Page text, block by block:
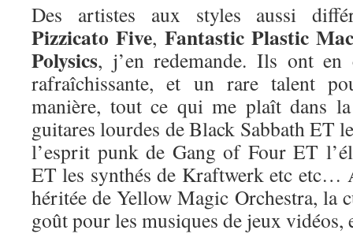
Des artistes aux styles aussi
Pizzicato Five, Fantastic Plastic
Polysics, j’en redemande. Ils ont en
rafraîchissante, et un rare talent
manière, tout ce qui me plaît dans
guitares lourdes de Black Sabbath ET
l’esprit punk de Gang of Four ET
ET les synthés de Kraftwerk etc etc…
héritée de Yellow Magic Orchestra, la
goût pour les musiques de jeux vidéos,